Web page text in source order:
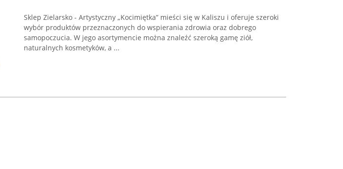
Sklep Zielarsko - Artystyczny „Kocimiętka” mieści się w Kaliszu i oferuje szeroki
wybór produktów przeznaczonych do wspierania zdrowia oraz dobrego
samopoczucia. W jego asortymencie można znaleźć szeroką gamę ziół,
naturalnych kosmetyków, a ...